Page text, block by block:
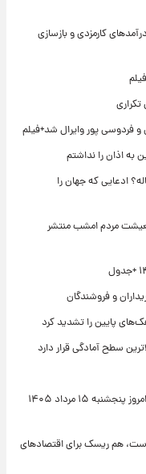
کارمزدی و بازسازی
فردوسی پور وایرال شد+فیلم
اذان را نداشتم
عمر انسان در دستان یک نوجوان ۱۵ ساله؟ ادعایی که جهان را
معیشت مردم امشب منتشر
و فروشندگان
پایین را تشدید کرد
سطح آمادگی قرار دارد
تغییر تند قیمت محصولات ایران‌خودرو و سایپا امروز پنجشنبه ۱۵ مرداد ۱۴۰۵
هم ریسک برای اقتصادهای